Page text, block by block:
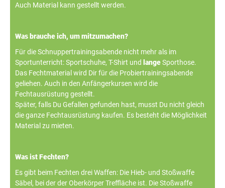
Auch Material kann gestellt werden.
Was brauche ich, um mitzumachen?
Für die Schnuppertrainingsabende nicht mehr als im
Sportunterricht: Sportschuhe, T-Shirt und langeSporthose.
Das Fechtmaterial wird Dir für die Probiertrainingsabende
geliehen. Auch in den Anfängerkursen wird die
Fechtausrüstung gestellt.
Später, falls Du Gefallen gefunden hast, musst Du nicht gleich
die ganze Fechtausrüstung kaufen. Es besteht die Möglichkeit
Material zu mieten.
Was ist Fechten?
Es gibt beim Fechten drei Waffen: Die Hieb- und Stoßwaffe
Säbel, bei der der Oberkörper Treffläche ist. Die Stoßwaffe